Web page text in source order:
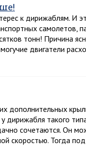
к дирижаблям. И
самолетов,
тонн! Причина
двигатели
дополнительных
дирижабля такого
сочетаются. Он
скоростью. Тогда